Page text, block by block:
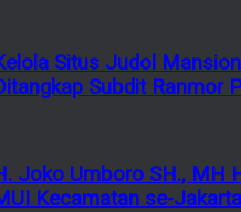
Situs Judol
Subdit Ranmor
Joko Umboro SH., MH
Kecamatan se-